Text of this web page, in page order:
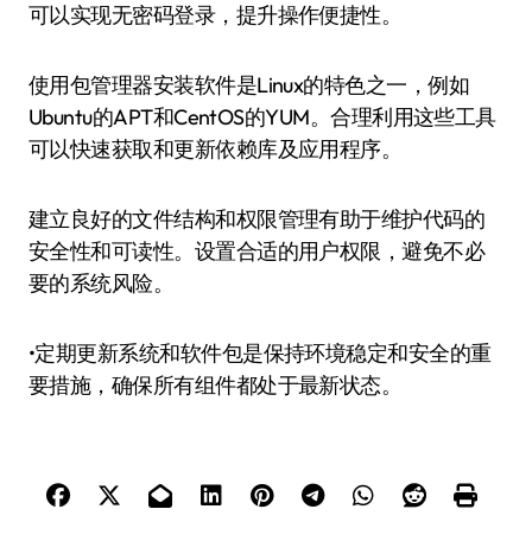
可以实现无密码登录，提升操作便捷性。
使用包管理器安装软件是Linux的特色之一，例如
Ubuntu的APT和CentOS的YUM。合理利用这些工具
可以快速获取和更新依赖库及应用程序。
建立良好的文件结构和权限管理有助于维护代码的
安全性和可读性。设置合适的用户权限，避免不必
要的系统风险。
•定期更新系统和软件包是保持环境稳定和安全的重
要措施，确保所有组件都处于最新状态。